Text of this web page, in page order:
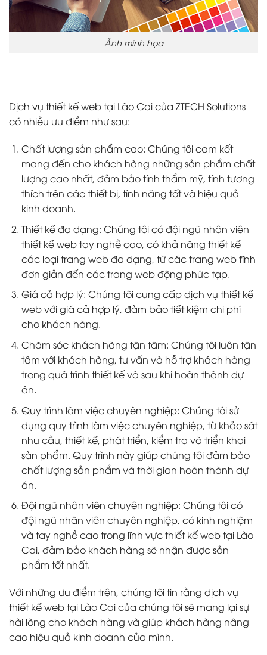
Ảnh minh họa
Dịch vụ thiết kế web tại Lào Cai của ZTECH Solutions
có nhiều ưu điểm như sau:
Chất lượng sản phẩm cao: Chúng tôi cam kết
mang đến cho khách hàng những sản phẩm chất
lượng cao nhất, đảm bảo tính thẩm mỹ, tính tương
thích trên các thiết bị, tính năng tốt và hiệu quả
kinh doanh.
Thiết kế đa dạng: Chúng tôi có đội ngũ nhân viên
thiết kế web tay nghề cao, có khả năng thiết kế
các loại trang web đa dạng, từ các trang web tĩnh
đơn giản đến các trang web động phức tạp.
Giá cả hợp lý: Chúng tôi cung cấp dịch vụ thiết kế
web với giá cả hợp lý, đảm bảo tiết kiệm chi phí
cho khách hàng.
Chăm sóc khách hàng tận tâm: Chúng tôi luôn tận
tâm với khách hàng, tư vấn và hỗ trợ khách hàng
trong quá trình thiết kế và sau khi hoàn thành dự
án.
Quy trình làm việc chuyên nghiệp: Chúng tôi sử
dụng quy trình làm việc chuyên nghiệp, từ khảo sát
nhu cầu, thiết kế, phát triển, kiểm tra và triển khai
sản phẩm. Quy trình này giúp chúng tôi đảm bảo
chất lượng sản phẩm và thời gian hoàn thành dự
án.
Đội ngũ nhân viên chuyên nghiệp: Chúng tôi có
đội ngũ nhân viên chuyên nghiệp, có kinh nghiệm
và tay nghề cao trong lĩnh vực thiết kế web tại Lào
Cai, đảm bảo khách hàng sẽ nhận được sản
phẩm tốt nhất.
Với những ưu điểm trên, chúng tôi tin rằng dịch vụ
thiết kế web tại Lào Cai của chúng tôi sẽ mang lại sự
hài lòng cho khách hàng và giúp khách hàng nâng
cao hiệu quả kinh doanh của mình.